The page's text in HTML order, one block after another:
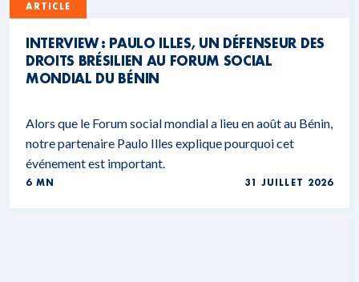
ARTICLE
INTERVIEW : PAULO ILLES, UN DÉFENSEUR DES
DROITS BRÉSILIEN AU FORUM SOCIAL
MONDIAL DU BÉNIN
Alors que le Forum social mondial a lieu en août au Bénin,
notre partenaire Paulo Illes explique pourquoi cet
événement est important.
6 MN 31 JUILLET 2026